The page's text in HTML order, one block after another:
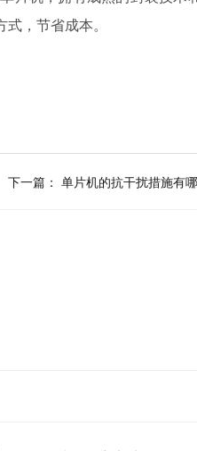
，节省成本。
下一篇： 单片机的抗干扰措施有